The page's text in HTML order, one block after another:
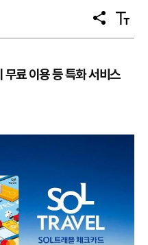
공
유
텍
스
료 이용 등 특화 서비스